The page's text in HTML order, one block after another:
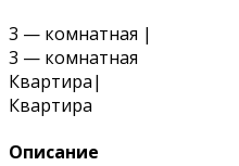
3 — комнатная |
3 — комнатная
Квартира|
Квартира
Описание